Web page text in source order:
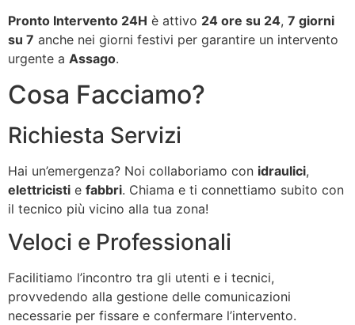
Pronto Intervento 24H è attivo 24 ore su 24, 7 giorni
su 7 anche nei giorni festivi per garantire un intervento
urgente a Assago.
Cosa Facciamo?
Richiesta Servizi
Hai un’emergenza? Noi collaboriamo con idraulici,
elettricisti e fabbri. Chiama e ti connettiamo subito con
il tecnico più vicino alla tua zona!
Veloci e Professionali
Facilitiamo l’incontro tra gli utenti e i tecnici,
provvedendo alla gestione delle comunicazioni
necessarie per fissare e confermare l’intervento.